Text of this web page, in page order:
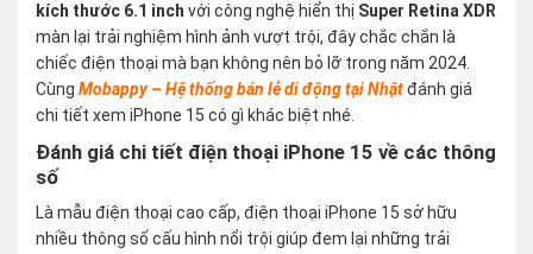
kích thước 6.1 inch với công nghệ hiển thị Super Retina XDR
màn lại trải nghiệm hình ảnh vượt trội, đây chắc chắn là
chiếc điện thoại mà bạn không nên bỏ lỡ trong năm 2024.
Cùng Mobappy – Hệ thống bán lẻ di động tại Nhậtđánh giá
chi tiết xem iPhone 15 có gì khác biệt nhé.
Đánh giá chi tiết điện thoại iPhone 15 về các thông
số
Là mẫu điện thoại cao cấp, điện thoại iPhone 15 sở hữu
nhiều thông số cấu hình nổi trội giúp đem lại những trải